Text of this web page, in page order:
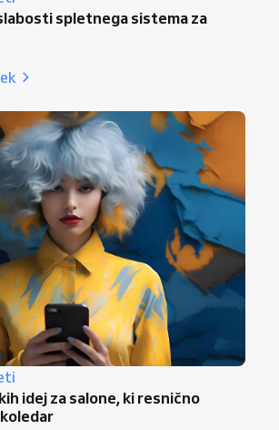
spletnega sistema za
idej za salone, ki resnično